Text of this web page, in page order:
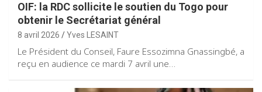
OIF: la RDC sollicite le soutien du Togo pour
obtenir le Secrétariat général
8 avril 2026 Yves LESAINT
Le Président du Conseil, Faure Essozimna Gnassingbé, a
reçu en audience ce mardi 7 avril une…